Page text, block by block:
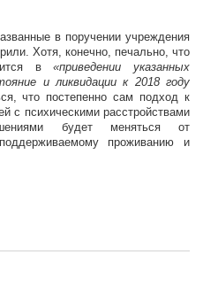
в поручении учреждения
Хотя, конечно, печально, что
в«приведении указанных
и ликвидации к 2018 году
что постепенно сам подход к
с психическими расстройствами
будет меняться от
проживанию и